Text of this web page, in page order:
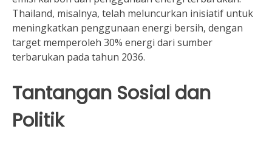
Thailand, misalnya, telah meluncurkan inisiatif untuk
meningkatkan penggunaan energi bersih, dengan
target memperoleh 30% energi dari sumber
terbarukan pada tahun 2036.
Tantangan Sosial dan
Politik